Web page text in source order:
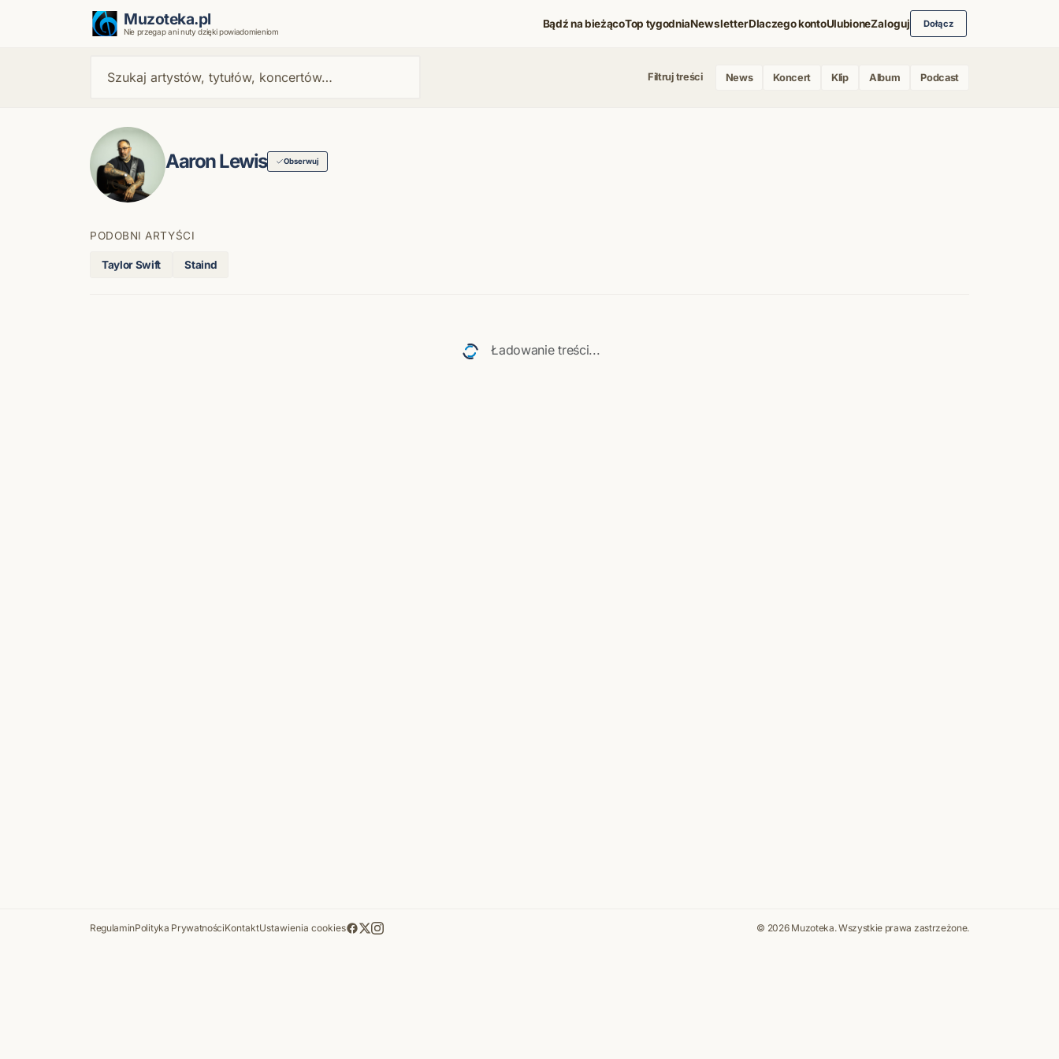
Muzoteka.pl
Nie przegap ani nuty dzięki powiadomieniom
Bądź na bieżącoTop tygodniaNewsletterDlaczego kontoUlubioneZaloguj Dołącz
Filtruj treści News Koncert Klip Album Podcast
Aaron Lewis Obserwuj
PODOBNI ARTYŚCI
Taylor Swift Staind
Ładowanie treści...
RegulaminPolityka PrywatnościKontaktUstawienia cookies © 2026 Muzoteka. Wszystkie prawa zastrzeżone.